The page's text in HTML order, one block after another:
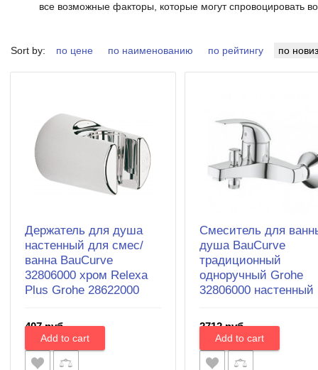
все возможные факторы, которые могут спровоцировать
Sort by: по цене по наименованию по рейтингу по
Держатель для душа
настенный для смес/
ванна BauCurve
32806000 хром Relexa
Plus Grohe 28622000
407 руб.
Смеситель для
душа BauCurve
традиционный
одноручный Grohe
32806000 настенный
2712 руб.